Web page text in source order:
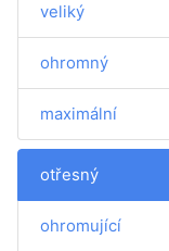
veliký
ohromný
maximální
otřesný
ohromující